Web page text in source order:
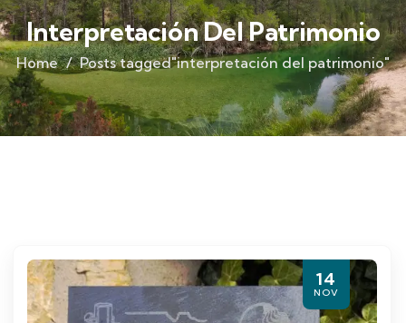
Interpretación Del Patrimonio
Home Posts tagged"interpretación del patrimonio"
14
NOV